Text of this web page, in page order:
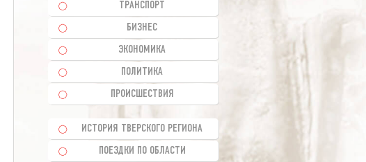
ТРАНСПОРТ
БИЗНЕС
ЭКОНОМИКА
ПОЛИТИКА
ПРОИСШЕСТВИЯ
ИСТОРИЯ ТВЕРСКОГО РЕГИОНА
ПОЕЗДКИ ПО ОБЛАСТИ